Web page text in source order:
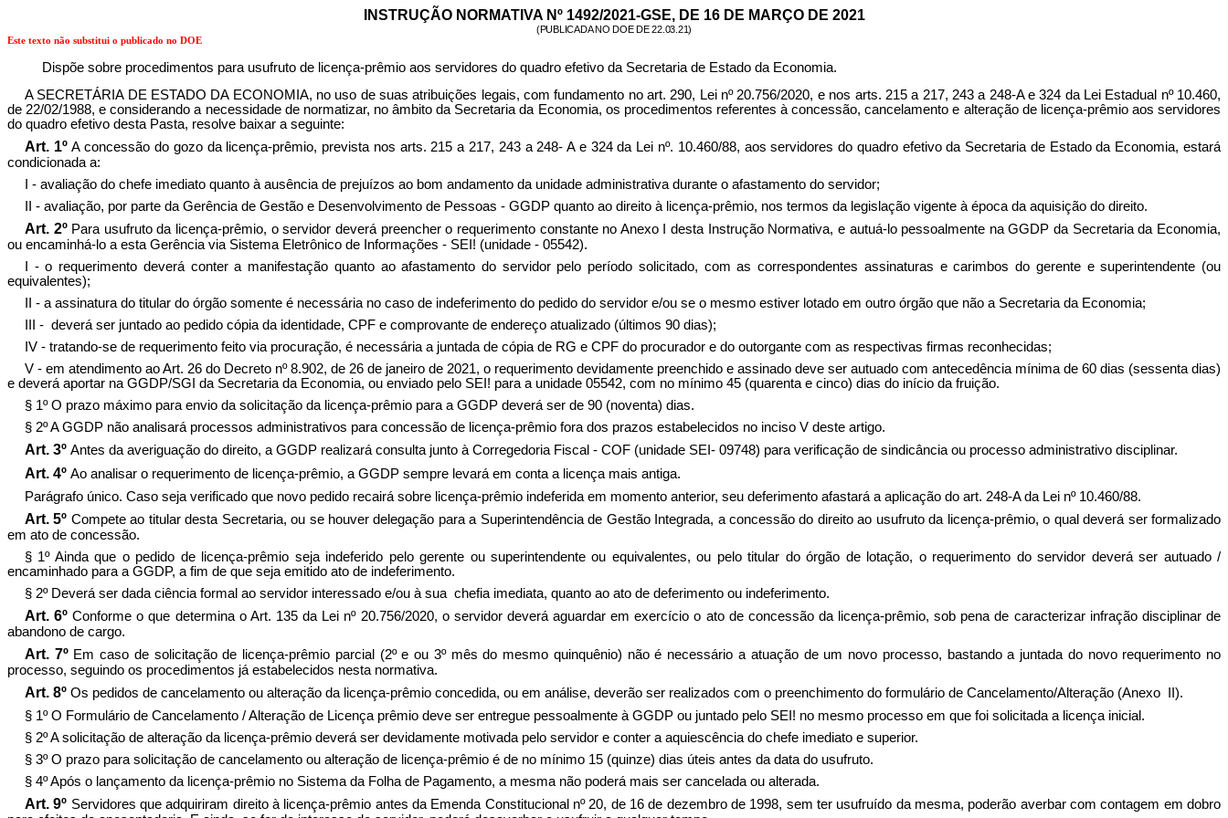
INSTRUÇÃO NORMATIVA Nº 1492/2021-GSE, DE 16 DE MARÇO DE 2021
(PUBLICADA NO DOE DE 22.03.21)
Este texto não substitui o publicado no DOE
Dispõe sobre procedimentos para usufruto de licença-prêmio aos servidores do quadro efetivo da Secretaria de Estado da Economia.
A SECRETÁRIA DE ESTADO DA ECONOMIA, no uso de suas atribuições legais, com fundamento no art. 290, Lei nº 20.756/2020, e nos arts. 215 a 217, 243 a 248-A e 324 da Lei Estadual nº 10.460,
de 22/02/1988, e considerando a necessidade de normatizar, no âmbito da Secretaria da Economia, os procedimentos referentes à concessão, cancelamento e alteração de licença-prêmio aos servidores
do quadro efetivo desta Pasta, resolve baixar a seguinte:
Art. 1º A concessão do gozo da licença-prêmio, prevista nos arts. 215 a 217, 243 a 248- A e 324 da Lei nº. 10.460/88, aos servidores do quadro efetivo da Secretaria de Estado da Economia, estará
condicionada a:
I - avaliação do chefe imediato quanto à ausência de prejuízos ao bom andamento da unidade administrativa durante o afastamento do servidor;
II - avaliação, por parte da Gerência de Gestão e Desenvolvimento de Pessoas - GGDP quanto ao direito à licença-prêmio, nos termos da legislação vigente à época da aquisição do direito.
Art. 2º Para usufruto da licença-prêmio, o servidor deverá preencher o requerimento constante no Anexo I desta Instrução Normativa, e autuá-lo pessoalmente na GGDP da Secretaria da Economia,
ou encaminhá-lo a esta Gerência via Sistema Eletrônico de Informações - SEI! (unidade - 05542).
I - o requerimento deverá conter a manifestação quanto ao afastamento do servidor pelo período solicitado, com as correspondentes assinaturas e carimbos do gerente e superintendente (ou
equivalentes);
II - a assinatura do titular do órgão somente é necessária no caso de indeferimento do pedido do servidor e/ou se o mesmo estiver lotado em outro órgão que não a Secretaria da Economia;
III - deverá ser juntado ao pedido cópia da identidade, CPF e comprovante de endereço atualizado (últimos 90 dias);
IV - tratando-se de requerimento feito via procuração, é necessária a juntada de cópia de RG e CPF do procurador e do outorgante com as respectivas firmas reconhecidas;
V - em atendimento ao Art. 26 do Decreto nº 8.902, de 26 de janeiro de 2021, o requerimento devidamente preenchido e assinado deve ser autuado com antecedência mínima de 60 dias (sessenta dias)
e deverá aportar na GGDP/SGI da Secretaria da Economia, ou enviado pelo SEI! para a unidade 05542, com no mínimo 45 (quarenta e cinco) dias do início da fruição.
§ 1º O prazo máximo para envio da solicitação da licença-prêmio para a GGDP deverá ser de 90 (noventa) dias.
§ 2º A GGDP não analisará processos administrativos para concessão de licença-prêmio fora dos prazos estabelecidos no inciso V deste artigo.
Art. 3º Antes da averiguação do direito, a GGDP realizará consulta junto à Corregedoria Fiscal - COF (unidade SEI- 09748) para verificação de sindicância ou processo administrativo disciplinar.
Art. 4º Ao analisar o requerimento de licença-prêmio, a GGDP sempre levará em conta a licença mais antiga.
Parágrafo único. Caso seja verificado que novo pedido recairá sobre licença-prêmio indeferida em momento anterior, seu deferimento afastará a aplicação do art. 248-A da Lei nº 10.460/88.
Art. 5º Compete ao titular desta Secretaria, ou se houver delegação para a Superintendência de Gestão Integrada, a concessão do direito ao usufruto da licença-prêmio, o qual deverá ser formalizado
em ato de concessão.
§ 1º Ainda que o pedido de licença-prêmio seja indeferido pelo gerente ou superintendente ou equivalentes, ou pelo titular do órgão de lotação, o requerimento do servidor deverá ser autuado /
encaminhado para a GGDP, a fim de que seja emitido ato de indeferimento.
§ 2º Deverá ser dada ciência formal ao servidor interessado e/ou à sua chefia imediata, quanto ao ato de deferimento ou indeferimento.
Art. 6º Conforme o que determina o Art. 135 da Lei nº 20.756/2020, o servidor deverá aguardar em exercício o ato de concessão da licença-prêmio, sob pena de caracterizar infração disciplinar de
abandono de cargo.
Art. 7º Em caso de solicitação de licença-prêmio parcial (2º e ou 3º mês do mesmo quinquênio) não é necessário a atuação de um novo processo, bastando a juntada do novo requerimento no
processo, seguindo os procedimentos já estabelecidos nesta normativa.
Art. 8º Os pedidos de cancelamento ou alteração da licença-prêmio concedida, ou em análise, deverão ser realizados com o preenchimento do formulário de Cancelamento/Alteração (Anexo II).
§ 1º O Formulário de Cancelamento / Alteração de Licença prêmio deve ser entregue pessoalmente à GGDP ou juntado pelo SEI! no mesmo processo em que foi solicitada a licença inicial.
§ 2º A solicitação de alteração da licença-prêmio deverá ser devidamente motivada pelo servidor e conter a aquiescência do chefe imediato e superior.
§ 3º O prazo para solicitação de cancelamento ou alteração de licença-prêmio é de no mínimo 15 (quinze) dias úteis antes da data do usufruto.
§ 4º Após o lançamento da licença-prêmio no Sistema da Folha de Pagamento, a mesma não poderá mais ser cancelada ou alterada.
Art. 9º Servidores que adquiriram direito à licença-prêmio antes da Emenda Constitucional nº 20, de 16 de dezembro de 1998, sem ter usufruído da mesma, poderão averbar com contagem em dobro